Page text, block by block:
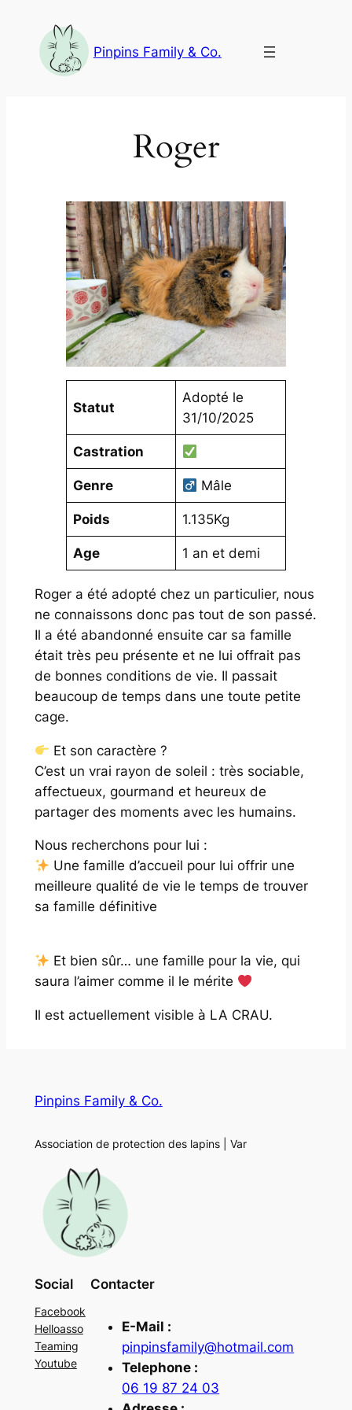
contenu
Pinpins Family & Co.
Roger
Statut
Adopté le
31/10/2025
Castration
Genre Mâle
Poids 1.135Kg
Age 1 an et demi
Roger a été adopté chez un particulier, nous
ne connaissons donc pas tout de son passé.
Il a été abandonné ensuite car sa famille
était très peu présente et ne lui offrait pas
de bonnes conditions de vie. Il passait
beaucoup de temps dans une toute petite
cage.
Et son caractère ?
C’est un vrai rayon de soleil : très sociable,
affectueux, gourmand et heureux de
partager des moments avec les humains.
Nous recherchons pour lui :
Une famille d’accueil pour lui offrir une
meilleure qualité de vie le temps de trouver
sa famille définitive
Et bien sûr… une famille pour la vie, qui
saura l’aimer comme il le mérite
Il est actuellement visible à LA CRAU.
Pinpins Family & Co.
Association de protection des lapins | Var
Social
Facebook
Helloasso
Teaming
Youtube
Contacter
E-Mail :
pinpinsfamily@hotmail.com
Telephone :
06 19 87 24 03